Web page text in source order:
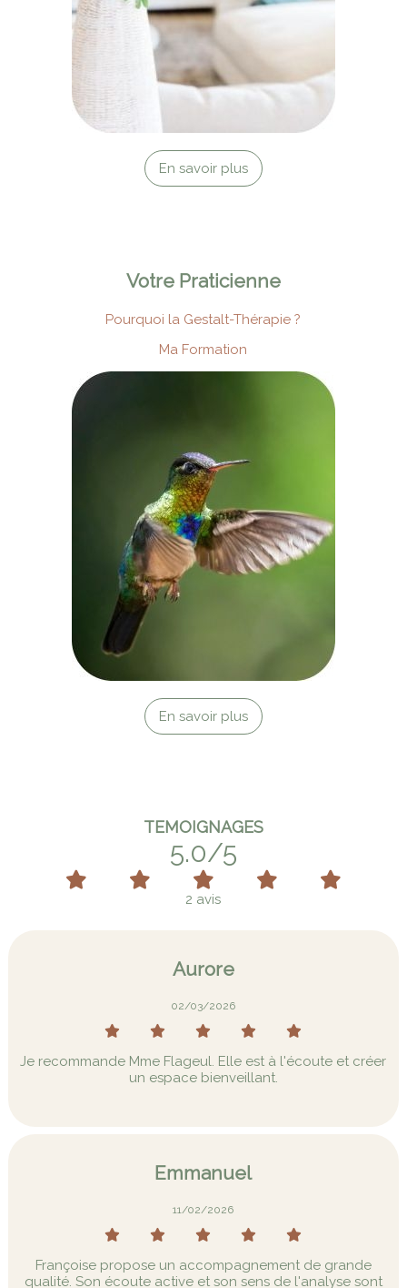
En savoir plus
Votre Praticienne
Pourquoi la Gestalt-Thérapie ?
Ma Formation
En savoir plus
TEMOIGNAGES
5.0/5
2 avis
Aurore
02/03/2026
Je recommande Mme Flageul. Elle est à l'écoute et créer
un espace bienveillant.
Emmanuel
11/02/2026
Françoise propose un accompagnement de grande
qualité. Son écoute active et son sens de l'analyse sont